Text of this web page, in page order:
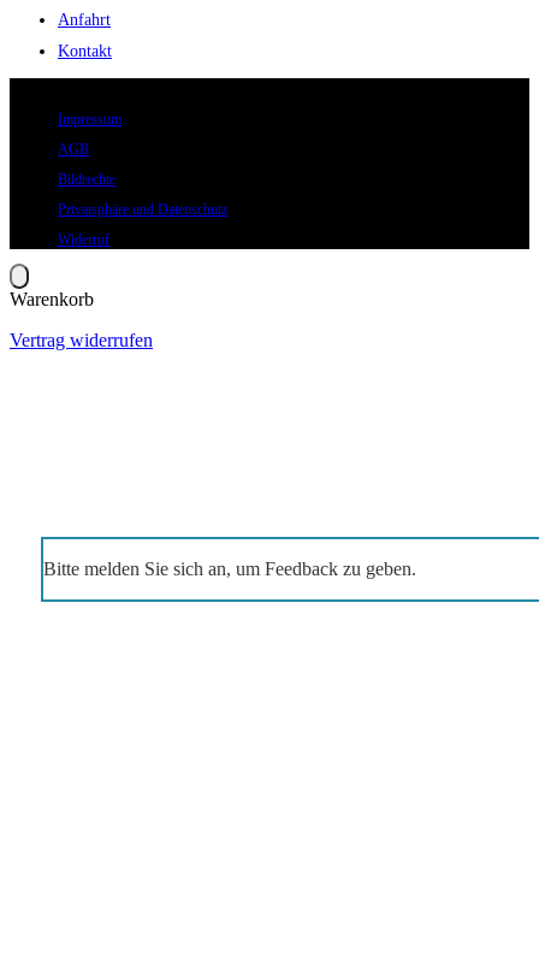
Anfahrt
Kontakt
Impressum
AGB
Bildrechte
Privatsphäre und Datenschutz
Widerruf
Warenkorb
Vertrag widerrufen
Bitte melden Sie sich an, um Feedback zu geben.